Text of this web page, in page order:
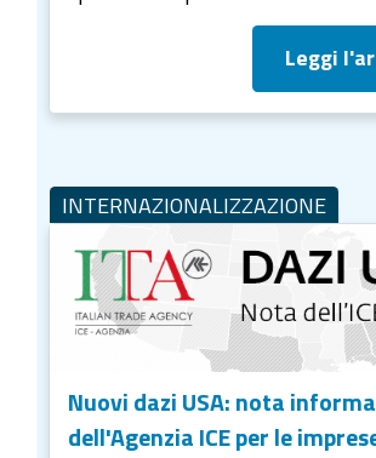
Leggi
INTERNAZIONALIZZAZIONE
Nuovi dazi USA: nota
dell'Agenzia ICE per le